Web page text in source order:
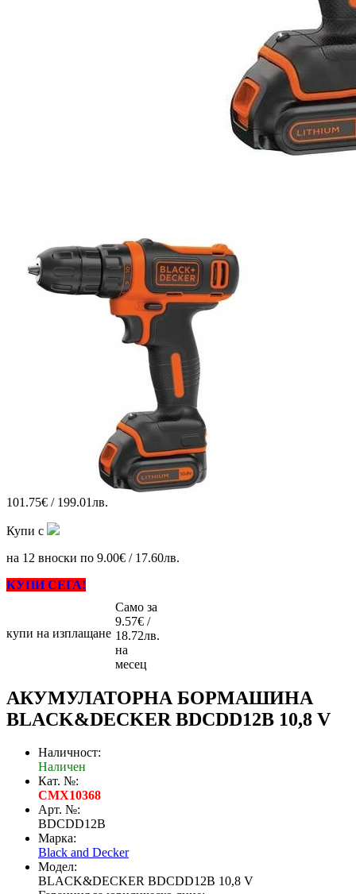
101.75€ / 199.01лв.
Купи с
на 12 вноски по 9.00€ / 17.60лв.
КУПИ СЕГА!
купи на изплащане
Само за
9.57€ /
18.72лв.
на
месец
АКУМУЛАТОРНА БОРМАШИНА
BLACK&DECKER BDCDD12B 10,8 V
Наличност:
Наличен
Кат. №:
CMX10368
Арт. №:
BDCDD12B
Марка:
Black and Decker
Модел:
BLACK&DECKER BDCDD12B 10,8 V